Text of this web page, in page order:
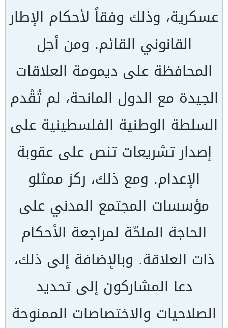
عسكرية، وذلك وفقاً لأحكام الإطار
القانوني القائم. ومن أجل
المحافظة على ديمومة العلاقات
الجيدة مع الدول المانحة، لم تُقْدم
السلطة الوطنية الفلسطينية على
إصدار تشريعات تنص على عقوبة
الإعدام. ومع ذلك، ركز ممثلو
مؤسسات المجتمع المدني على
الحاجة الملحّة لمراجعة الأحكام
ذات العلاقة. وبالإضافة إلى ذلك،
دعا المشاركون إلى تحديد
الصلاحيات والاختصاصات الممنوحة